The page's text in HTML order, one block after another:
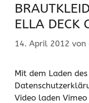
ELLA DECK
14. April 2012 von
Mit dem Laden
Video laden